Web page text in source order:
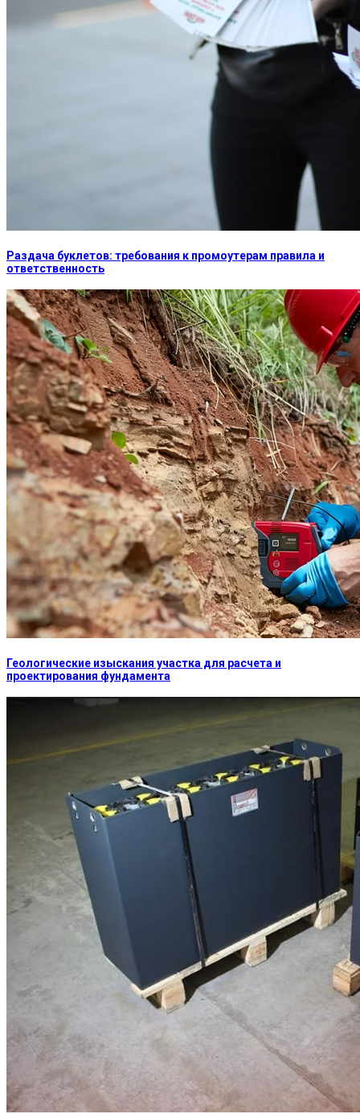
Раздача буклетов: требования к промоутерам правила и
ответственность
Геологические изыскания участка для расчета и
проектирования фундамента